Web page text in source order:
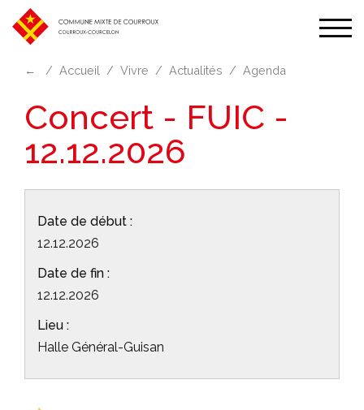
← Accueil Vivre Actualités Agenda
Concert - FUIC -
12.12.2026
Date de début :
12.12.2026
Date de fin :
12.12.2026
Lieu :
Halle Général-Guisan